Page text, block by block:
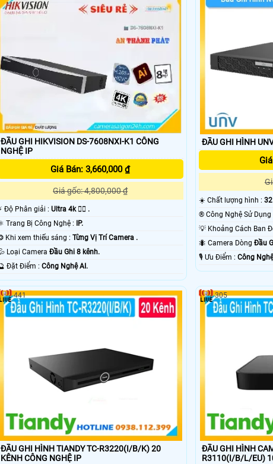
ĐẦU GHI HIKVISION DS-7608NXI-K1 CÔNG
NGHỆ IP
Giá Bán: 3,660,000 ₫
Giá gốc: 4,800,000 ₫
️⚡ Độ Phân giải : Ultra 4k 👍🏾 .
⚛️ Trang Bị Công Nghệ : IP.
❂ Khi xem thiếu sáng : Từng Vị Trí Camera .
💦 Loại Camera Đầu Ghi 8 kênh.
️🔮 Đặt Điểm : Công Nghệ AI.
ĐẦU GHI HÌNH
☀️ Chất lượng hình :32
🐜 Camera DòngĐầu
️🎙 Ưu Điểm :Công
ĐẦU GHI HÌNH TIANDY TC-R3220(I/B/K) 20
KÊNH CÔNG NGHỆ IP
441
ĐẦU GHI HÌNH
R3110(I/B/L/EU)
305